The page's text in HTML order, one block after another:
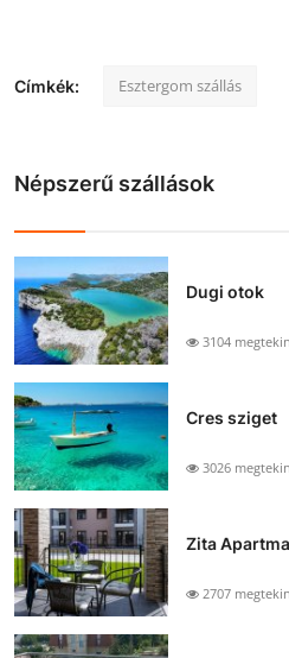
Címkék: Esztergom szállás
Népszerű szállások
Dugi otok
3104
Cres sziget
3026
Zita
2707